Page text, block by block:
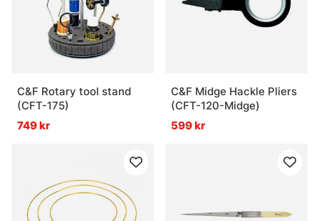
C&F Rotary tool stand
(CFT-175)
749 kr
C&F Midge Hackle Pliers
(CFT-120-Midge)
599 kr